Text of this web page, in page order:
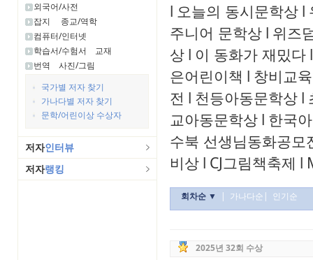
외국어/사전
잡지
종교/역학
컴퓨터/인터넷
학습서/수험서
교재
번역
사진/그림
국가별 저자 찾기
가나다별 저자 찾기
문학/어린이상 수상자
저자인터뷰
저자랭킹
l 오늘의 동시문학상 l
주니어 문학상 l 위즈
상 l 이 동화가 재밌다 l
은어린이책 l 창비교
전 l 천등아동문학상 l
교아동문학상 l 한국
수북 선생님동화공모
비상 l CJ그림책축제 l
회차순 ▼ | 가나다순 | 인기순
2025년 32회 수상